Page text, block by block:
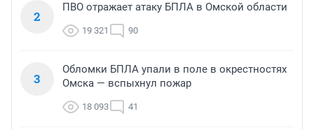
2
ПВО отражает атаку БПЛА в Омской области
19 321 90
3
Обломки БПЛА упали в поле в окрестностях
Омска — вспыхнул пожар
18 093 41